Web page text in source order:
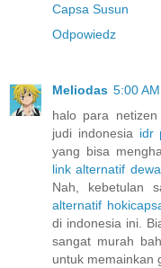
Capsa Susun
Odpowiedz
Meliodas 5:00 AM
halo para
judi indonesia idr
yang bisa
link alternatif
Nah, kebetulan
alternatif
di indonesia ini.
sangat murah
untuk memainkan